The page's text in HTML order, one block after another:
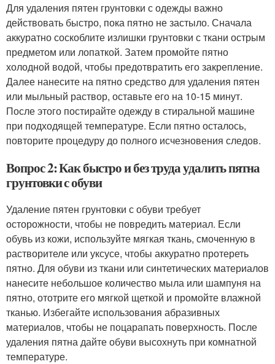
Для удаления пятен грунтовки с одежды важно
действовать быстро, пока пятно не застыло. Сначала
аккуратно соскоблите излишки грунтовки с ткани острым
предметом или лопаткой. Затем промойте пятно
холодной водой, чтобы предотвратить его закрепление.
Далее нанесите на пятно средство для удаления пятен
или мыльный раствор, оставьте его на 10-15 минут.
После этого постирайте одежду в стиральной машине
при подходящей температуре. Если пятно осталось,
повторите процедуру до полного исчезновения следов.
Вопрос 2: Как быстро и без труда удалить пятна
грунтовки с обуви
Удаление пятен грунтовки с обуви требует
осторожности, чтобы не повредить материал. Если
обувь из кожи, используйте мягкая ткань, смоченную в
растворителе или уксусе, чтобы аккуратно протереть
пятно. Для обуви из ткани или синтетических материалов
нанесите небольшое количество мыла или шампуня на
пятно, ототрите его мягкой щеткой и промойте влажной
тканью. Избегайте использования абразивных
материалов, чтобы не поцарапать поверхность. После
удаления пятна дайте обуви высохнуть при комнатной
температуре.